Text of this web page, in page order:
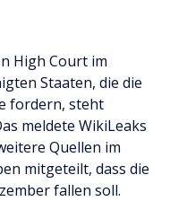
High Court im
Staaten, die die
fordern, steht
meldete WikiLeaks
Quellen im
mitgeteilt, dass die
fallen soll.